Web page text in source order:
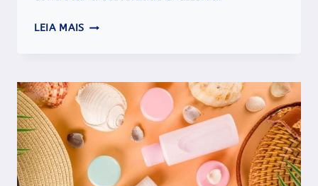
LEIA MAIS LIMPEZA
VERÃO:
COMO
ADAPTAR
SEU
SKINCARE?